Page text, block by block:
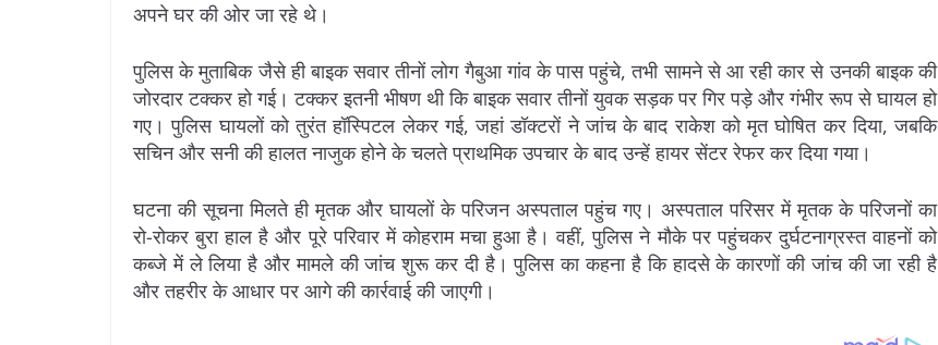
अपने घर की ओर जा रहे थे।
पुलिस के मुताबिक जैसे ही बाइक सवार तीनों लोग गैबुआ गांव के पास पहुंचे, तभी सामने से आ रही कार से उनकी बाइक की
जोरदार टक्कर हो गई। टक्कर इतनी भीषण थी कि बाइक सवार तीनों युवक सड़क पर गिर पड़े और गंभीर रूप से घायल हो
गए। पुलिस घायलों को तुरंत हॉस्पिटल लेकर गई, जहां डॉक्टरों ने जांच के बाद राकेश को मृत घोषित कर दिया, जबकि
सचिन और सनी की हालत नाजुक होने के चलते प्राथमिक उपचार के बाद उन्हें हायर सेंटर रेफर कर दिया गया।
घटना की सूचना मिलते ही मृतक और घायलों के परिजन अस्पताल पहुंच गए। अस्पताल परिसर में मृतक के परिजनों का
रो-रोकर बुरा हाल है और पूरे परिवार में कोहराम मचा हुआ है। वहीं, पुलिस ने मौके पर पहुंचकर दुर्घटनाग्रस्त वाहनों को
कब्जे में ले लिया है और मामले की जांच शुरू कर दी है। पुलिस का कहना है कि हादसे के कारणों की जांच की जा रही है
और तहरीर के आधार पर आगे की कार्रवाई की जाएगी।